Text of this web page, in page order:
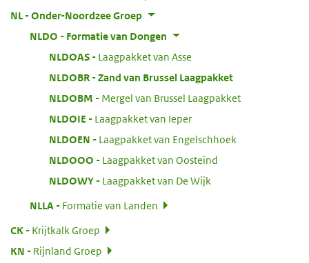
NL
Onder-Noordzee Groep
NLDO
Formatie van Dongen
NLDOAS:
Laagpakket van Asse
NLDOBR:
Zand van Brussel Laagpakket
NLDOBM
Mergel van Brussel Laagpakket
NLDOIE
Laagpakket van Ieper
NLDOEN
Laagpakket van Engelschhoek
NLDOOO
Laagpakket van Oosteind
NLDOWY:
Laagpakket van De Wijk
NLLA
Formatie van Landen
CK:
Krijtkalk Groep
KN
Rijnland Groep